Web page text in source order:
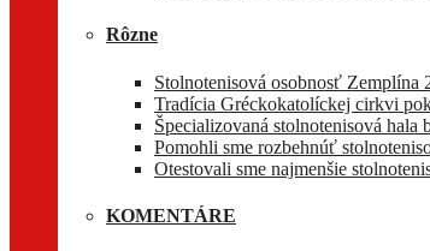
Rôzne
Stolnotenisová osobnosť Zemplína
Tradícia Gréckokatolíckej cirkvi
Špecializovaná stolnotenisová
Pomohli sme rozbehnúť
Otestovali sme najmenšie
KOMENTÁRE